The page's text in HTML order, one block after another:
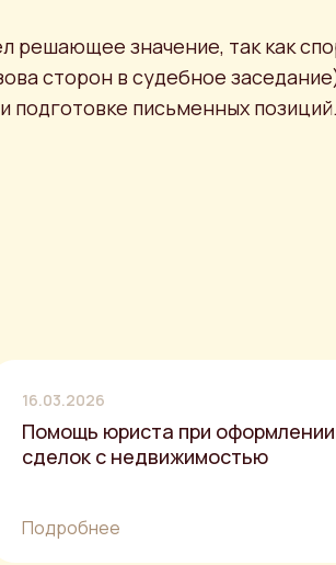
решающее значение, так как
сторон в судебное
подготовке письменных позиций.
16.03.2026
Помощь юриста при оформлении
сделок с недвижимостью
Подробнее